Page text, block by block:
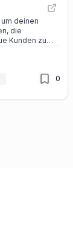
deinen
die
Kunden zu
Messaging
0